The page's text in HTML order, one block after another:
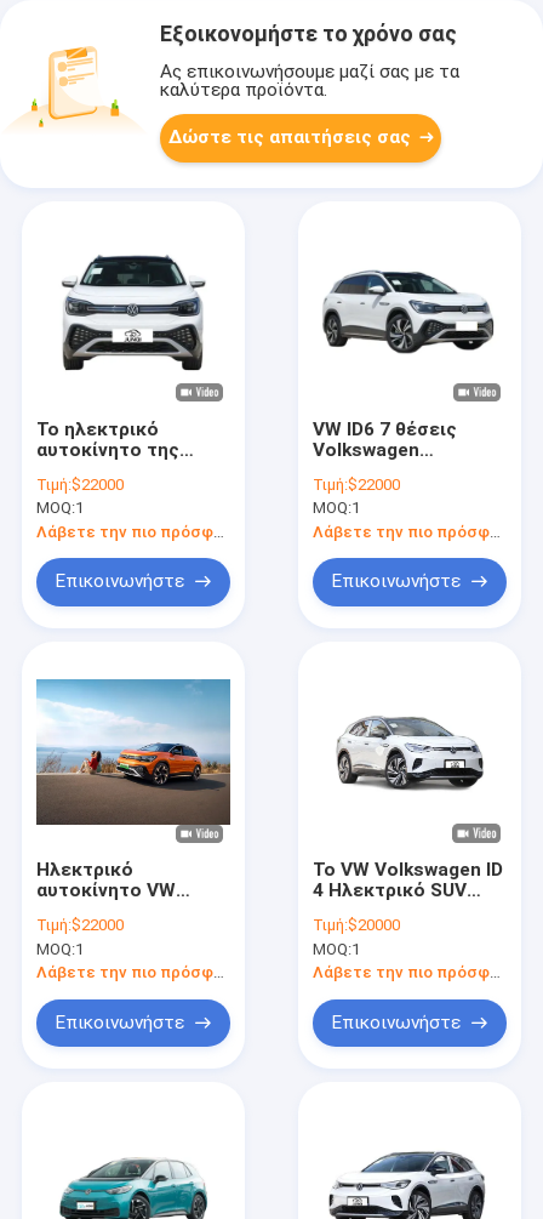
Βίντεο
Εξοικονομήστε το χρόνο σας
Ας επικοινωνήσουμε μαζί σας με τα
καλύτερα προϊόντα.
Δώστε τις απαιτήσεις σας
Το ηλεκτρικό
αυτοκίνητο της
μίλια την ώρα
Τιμή:$22000
MOQ:1
Λάβετε την πιο πρόσφατη τιμή
Επικοινωνήστε
VW ID6 7 θέσεις
Volkswagen
SUV ID 6 Crozz PRO
Ηλεκτρικά
αυτοκίνητα
Τιμή:$22000
MOQ:1
Επικοινωνήστε
Ηλεκτρικό
αυτοκίνητο VW
Μεσαίου και
Μεγάλου μεγέθους
Τιμή:$22000
MOQ:1
Λάβετε την πιο πρόσφατη τιμή
Επικοινωνήστε
Το VW Volkswagen ID
4 Ηλεκτρικό SUV
βιώσιμο και
σύγχρονο τρόπο
ζωής
Τιμή:$20000
MOQ:1
Λάβετε την πιο πρόσφατη τιμή
Επικοινωνήστε